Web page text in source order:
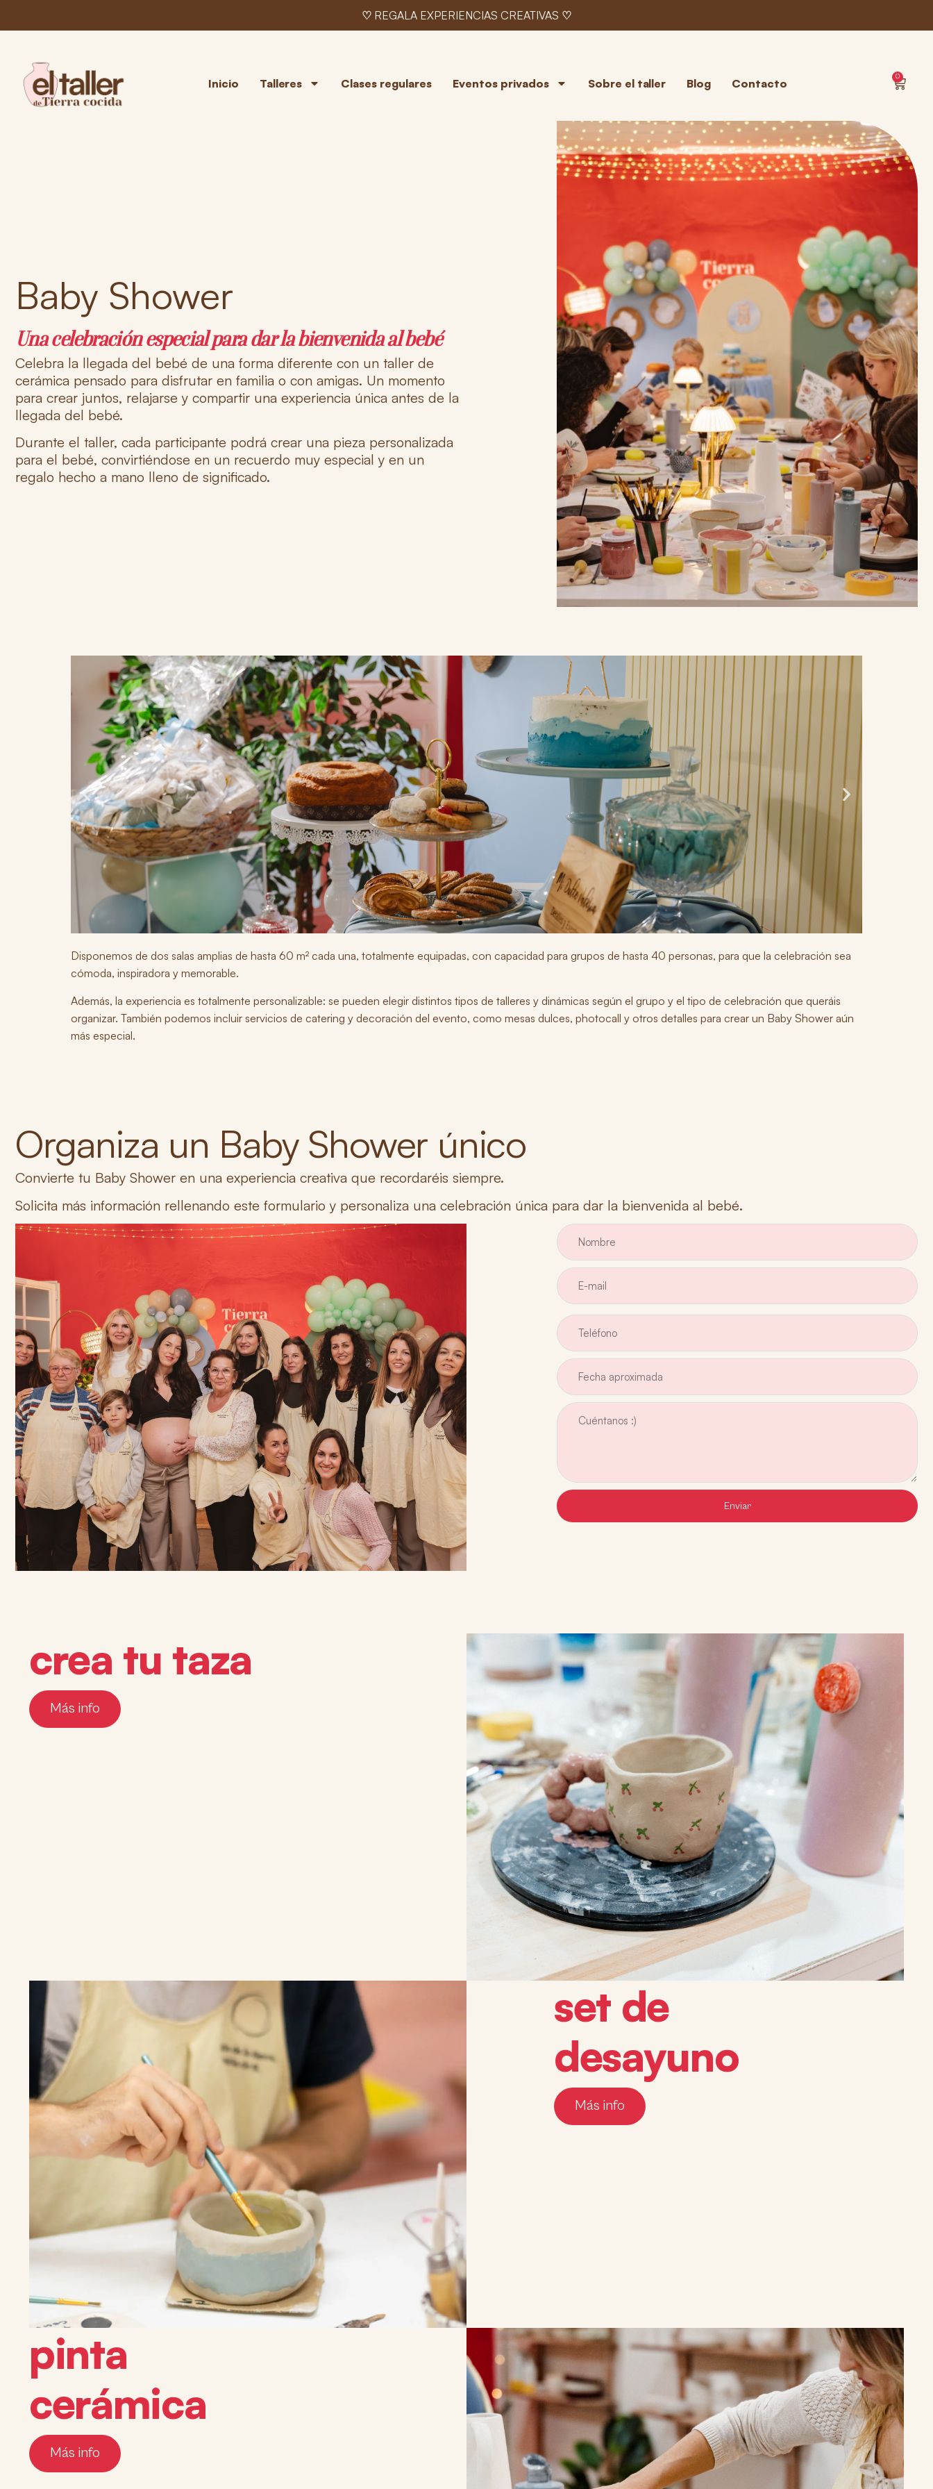
♡ REGALA EXPERIENCIAS CREATIVAS ♡
Inicio Talleres Clases regulares Eventos privados Sobre el taller Blog Contacto 0
Baby Shower
Una celebración especial para dar la bienvenida al bebé
Celebra la llegada del bebé de una forma diferente con un taller de
cerámica pensado para disfrutar en familia o con amigas. Un momento
para crear juntos, relajarse y compartir una experiencia única antes de la
llegada del bebé.
Durante el taller, cada participante podrá crear una pieza personalizada
para el bebé, convirtiéndose en un recuerdo muy especial y en un
regalo hecho a mano lleno de significado.
Servicio de
catering
Disponemos de dos salas amplias de hasta 60 m² cada una, totalmente equipadas, con capacidad para grupos de hasta 40 personas, para que la celebración sea
cómoda, inspiradora y memorable.
Además, la experiencia es totalmente personalizable: se pueden elegir distintos tipos de talleres y dinámicas según el grupo y el tipo de celebración que queráis
organizar. También podemos incluir servicios de catering y decoración del evento, como mesas dulces, photocall y otros detalles para crear un Baby Shower aún
más especial.
Organiza un Baby Shower único
Convierte tu Baby Shower en una experiencia creativa que recordaréis siempre.
Solicita más información rellenando este formulario y personaliza una celebración única para dar la bienvenida al bebé.
Enviar
crea tu taza
Más info
set de
desayuno
Más info
pinta
cerámica
Más info